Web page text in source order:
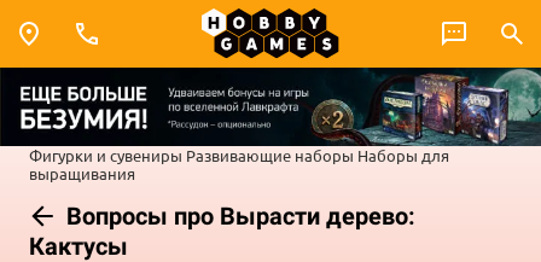
Фигурки и сувениры Развивающие наборы Наборы для
выращивания
Вопросы про Вырасти дерево:
Кактусы